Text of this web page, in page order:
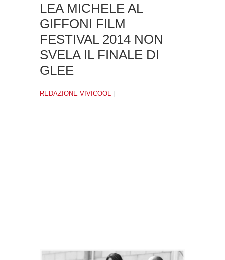
LEA MICHELE AL
GIFFONI FILM
FESTIVAL 2014 NON
SVELA IL FINALE DI
GLEE
REDAZIONE VIVICOOL